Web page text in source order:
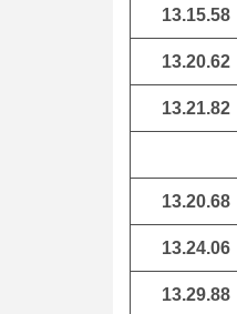
13.15.58
13.20.62
13.21.82
13.20.68
13.24.06
13.29.88